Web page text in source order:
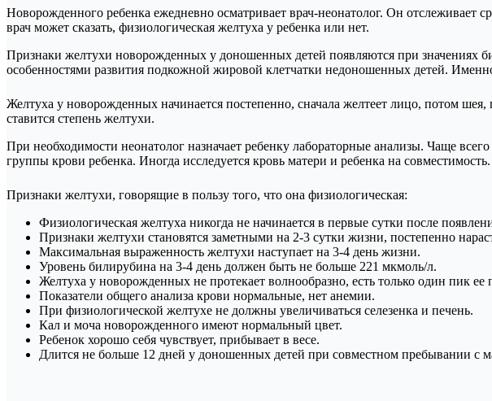
Новорожденного ребенка ежедневно осматривает врач-неонатолог. Он
врач может сказать, физиологическая желтуха у ребенка или нет.
Признаки желтухи новорожденных у доношенных детей появляются при значениях
особенностями развития подкожной жировой клетчатки недоношенных детей.
Желтуха у новорожденных начинается постепенно, сначала желтеет лицо, потом
ставится степень желтухи.
При необходимости неонатолог назначает ребенку лабораторные анализы. Чаще
группы крови ребенка. Иногда исследуется кровь матери и ребенка на
Признаки желтухи, говорящие в пользу того, что она физиологическая:
Физиологическая желтуха никогда не начинается в первые сутки после
Признаки желтухи становятся заметными на 2-3 сутки жизни, постепенно
Максимальная выраженность желтухи наступает на 3-4 день жизни.
Уровень билирубина на 3-4 день должен быть не больше 221 мкмоль/л.
Желтуха у новорожденных не протекает волнообразно, есть только один пик ее
Показатели общего анализа крови нормальные, нет анемии.
При физиологической желтухе не должны увеличиваться селезенка и печень.
Кал и моча новорожденного имеют нормальный цвет.
Ребенок хорошо себя чувствует, прибывает в весе.
Длится не больше 12 дней у доношенных детей при совместном пребывании с